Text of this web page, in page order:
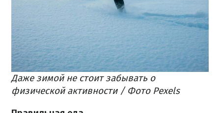
Даже зимой не стоит забывать о
физической активности / Фото Pexels